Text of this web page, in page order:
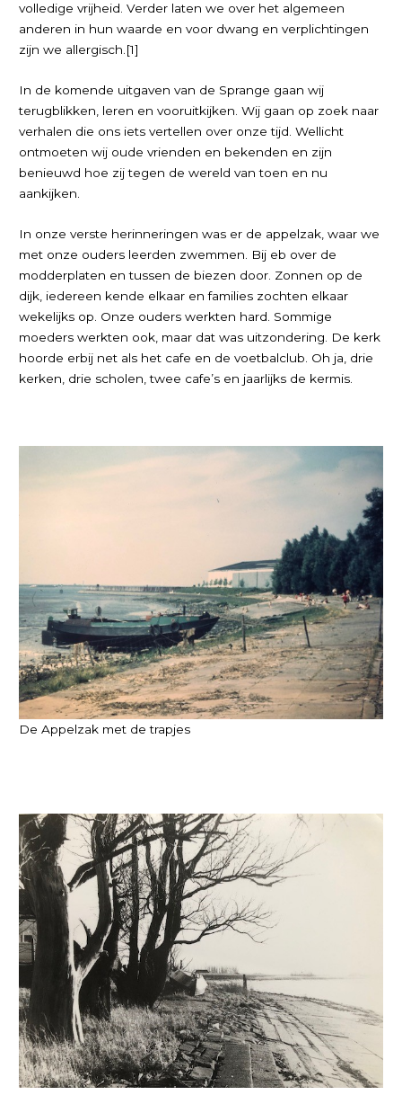
volledige vrijheid. Verder laten we over het algemeen
anderen in hun waarde en voor dwang en verplichtingen
zijn we allergisch.[1]
In de komende uitgaven van de Sprange gaan wij
terugblikken, leren en vooruitkijken. Wij gaan op zoek naar
verhalen die ons iets vertellen over onze tijd. Wellicht
ontmoeten wij oude vrienden en bekenden en zijn
benieuwd hoe zij tegen de wereld van toen en nu
aankijken.
In onze verste herinneringen was er de appelzak, waar we
met onze ouders leerden zwemmen. Bij eb over de
modderplaten en tussen de biezen door. Zonnen op de
dijk, iedereen kende elkaar en families zochten elkaar
wekelijks op. Onze ouders werkten hard. Sommige
moeders werkten ook, maar dat was uitzondering. De kerk
hoorde erbij net als het cafe en de voetbalclub. Oh ja, drie
kerken, drie scholen, twee cafe’s en jaarlijks de kermis.
De Appelzak met de trapjes